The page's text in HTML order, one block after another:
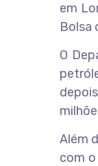
em
Bolsa
O
Além
com